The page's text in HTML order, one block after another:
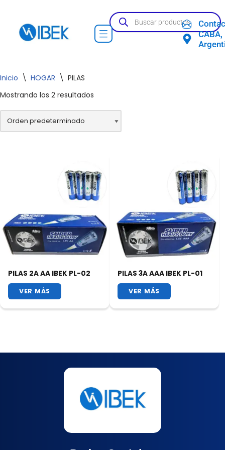
CABA,
Inicio \ HOGAR \ PILAS
Mostrando los 2 resultados
PILAS 2A AA IBEK PL-02 PILAS 3A AAA IBEK PL-01